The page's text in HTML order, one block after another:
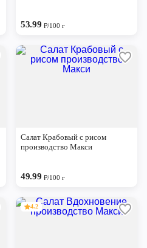
53.99₽/100 г
Салат Крабовый с рисом
производство Макси
49.99₽/100 г
4.2